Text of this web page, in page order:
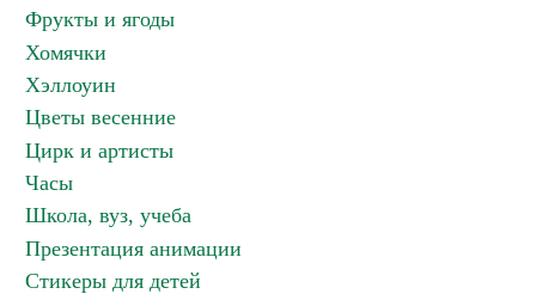
Фрукты и ягоды
Хомячки
Хэллоуин
Цветы весенние
Цирк и артисты
Часы
Школа, вуз, учеба
Презентация анимации
Стикеры для детей